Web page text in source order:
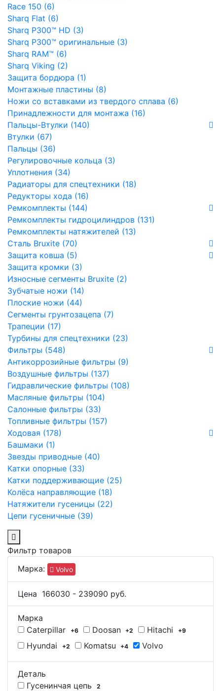
Race 150 (6)
Sharq Flat (6)
Sharq P300™ HD (3)
Sharq P300™ оригинальные (3)
Sharq RAM™ (6)
Sharq Viking (2)
Защита бордюра (1)
Монтажные пластины (8)
Ножи со вставками из твердого сплава (6)
Принадлежности для монтажа (16)
Пальцы-Втулки (140)
Втулки (67)
Пальцы (36)
Регулировочные кольца (3)
Уплотнения (34)
Радиаторы для спецтехники (18)
Редукторы хода (16)
Ремкомплекты (144)
Ремкомплекты гидроцилиндров (131)
Ремкомплекты натяжителей (13)
Сталь Bruxite (70)
Защита ковша (5)
Защита кромки (3)
Износные сегменты Bruxite (2)
Зубчатые ножи (14)
Плоские ножи (44)
Сегменты грунтозацепа (7)
Трапеции (17)
Турбины для спецтехники (23)
Фильтры (548)
Антикоррозийные фильтры (9)
Воздушные фильтры (137)
Гидравлические фильтры (108)
Масляные фильтры (104)
Салонные фильтры (33)
Топливные фильтры (157)
Ходовая (178)
Башмаки (1)
Звезды приводные (40)
Катки опорные (33)
Катки поддерживающие (25)
Колёса направляющие (18)
Натяжители гусеницы (22)
Цепи гусеничные (39)
Фильтр товаров
Марка:
Volvo
Цена 166030 - 239090 руб.
Марка
Caterpillar
+6 Doosan +2 Hitachi +9
Hyundai +2 Komatsu +4 Volvo
Деталь
Гусенинчая цепь
2